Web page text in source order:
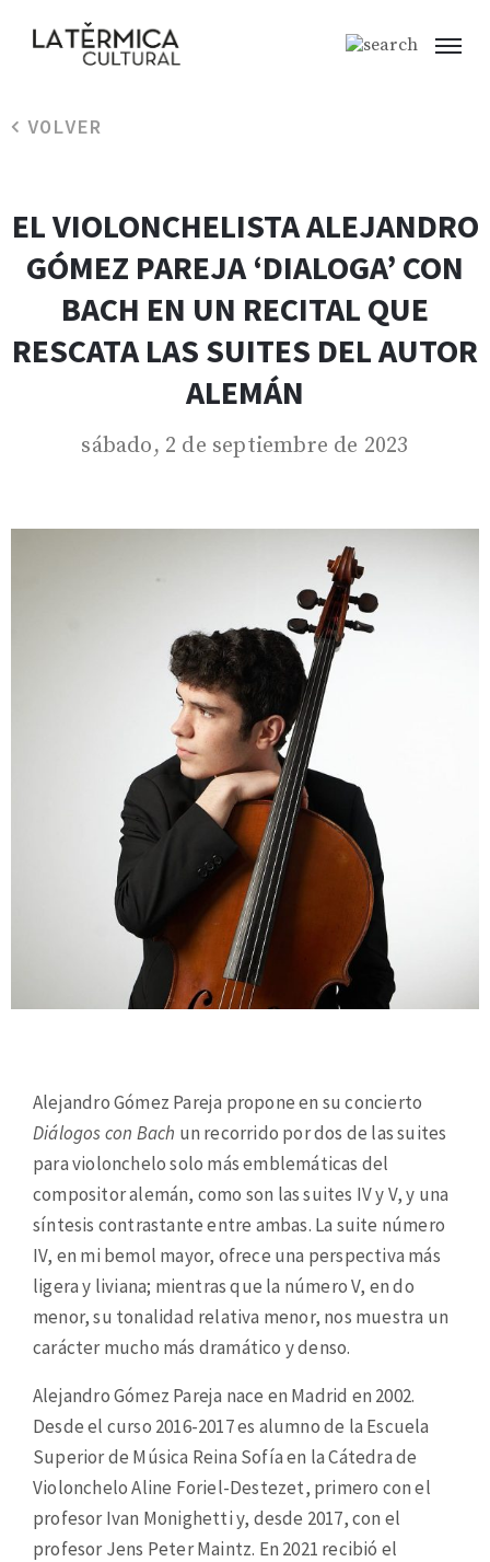
VOLVER
EL VIOLONCHELISTA ALEJANDRO
GÓMEZ PAREJA ‘DIALOGA’ CON
BACH EN UN RECITAL QUE
RESCATA LAS SUITES DEL AUTOR
ALEMÁN
sábado, 2 de septiembre de 2023
Alejandro Gómez Pareja propone en su concierto
Diálogos con Bach un recorrido por dos de las suites
para violonchelo solo más emblemáticas del
compositor alemán, como son las suites IV y V, y una
síntesis contrastante entre ambas. La suite número
IV, en mi bemol mayor, ofrece una perspectiva más
ligera y liviana; mientras que la número V, en do
menor, su tonalidad relativa menor, nos muestra un
carácter mucho más dramático y denso.
Alejandro Gómez Pareja nace en Madrid en 2002.
Desde el curso 2016-2017 es alumno de la Escuela
Superior de Música Reina Sofía en la Cátedra de
Violonchelo Aline Foriel-Destezet, primero con el
profesor Ivan Monighetti y, desde 2017, con el
profesor Jens Peter Maintz. En 2021 recibió el